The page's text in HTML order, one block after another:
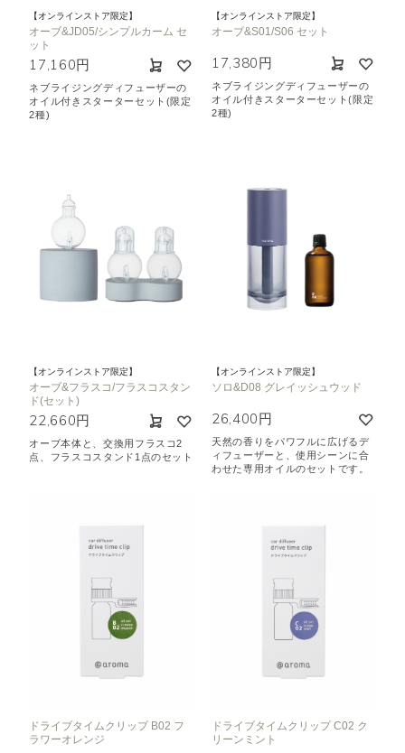
【オンラインストア限定】
オーブ&JD05/シンプルカーム セ
ット
17,160円
ネブライジングディフューザーの
オイル付きスターターセット(限定
2種)
【オンラインストア限定】
オーブ&S01/S06 セット
17,380円
ネブライジングディフューザーの
オイル付きスターターセット(限定
2種)
【オンラインストア限定】
オーブ&フラスコ/フラスコスタン
ド(セット)
22,660円
オーブ本体と、交換用フラスコ2
点、フラスコスタンド1点のセット
【オンラインストア限定】
ソロ&D08 グレイッシュウッド
26,400円
天然の香りをパワフルに広げるデ
ィフューザーと、使用シーンに合
わせた専用オイルのセットです。
ドライブタイムクリップ B02 フ
ラワーオレンジ
ドライブタイムクリップ C02 ク
リーンミント